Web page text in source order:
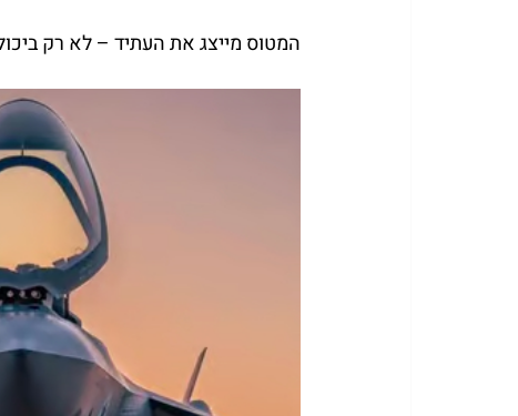
המטוס מייצג את העתיד – לא רק